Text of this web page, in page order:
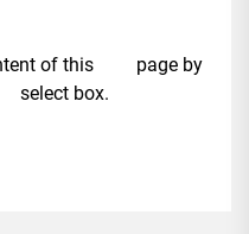
of this page by
select box.